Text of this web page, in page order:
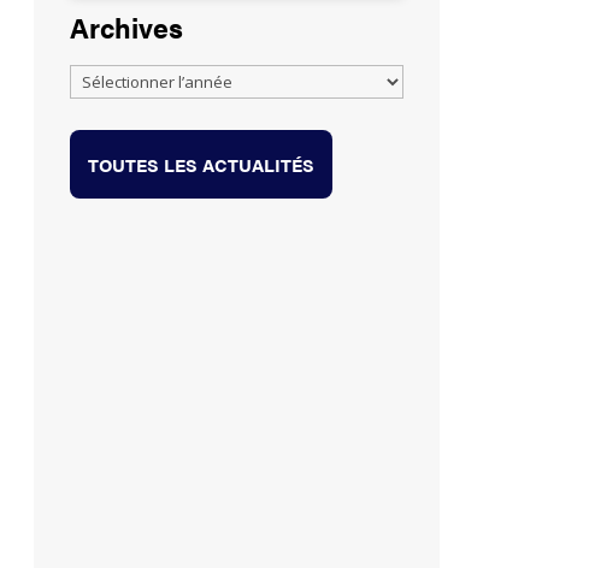
Archives
TOUTES LES ACTUALITÉS